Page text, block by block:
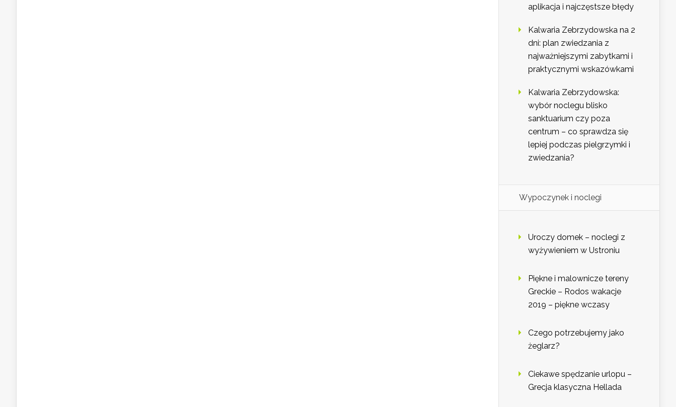
aplikacja i najczęstsze błędy
Kalwaria Zebrzydowska na 2
dni: plan zwiedzania z
najważniejszymi zabytkami i
praktycznymi wskazówkami
Kalwaria Zebrzydowska:
wybór noclegu blisko
sanktuarium czy poza
centrum – co sprawdza się
lepiej podczas pielgrzymki i
zwiedzania?
Wypoczynek i noclegi
Uroczy domek – noclegi z
wyżywieniem w Ustroniu
Piękne i malownicze tereny
Greckie – Rodos wakacje
2019 – piękne wczasy
Czego potrzebujemy jako
żeglarz?
Ciekawe spędzanie urlopu –
Grecja klasyczna Hellada